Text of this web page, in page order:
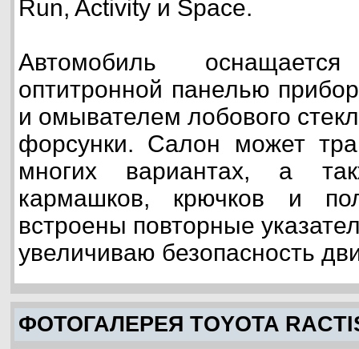
Run, Activity и Space.
Автомобиль оснащается
оптитронной панелью
и омывателем лобового
форсунки. Салон может
многих вариантах, а
кармашков, крючков и
встроены повторные
увеличиваю безопасность
ФОТОГАЛЕРЕЯ TOYOTA